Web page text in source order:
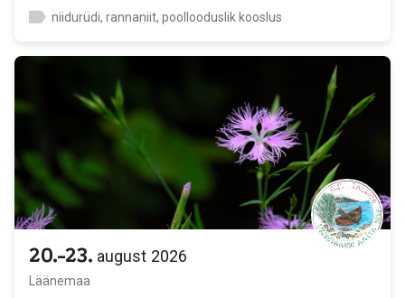
niidurüdi, rannaniit, poollooduslik kooslus
2026
20.-23. august
Läänemaa